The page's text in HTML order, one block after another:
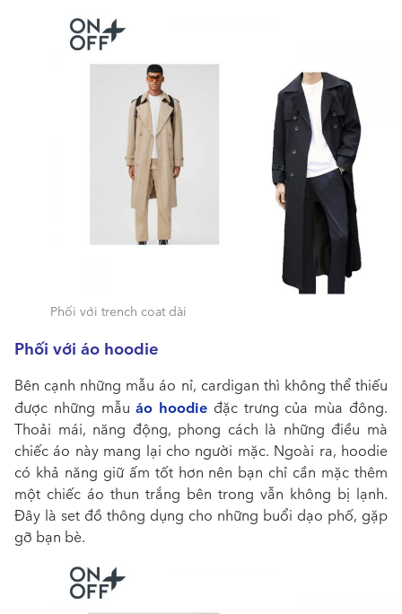
Phối với trench coat dài
Phối với áo hoodie
Bên cạnh những mẫu áo nỉ, cardigan thì không thể thiếu
được những mẫuáo hoodie đặc trưng của mùa đông.
Thoải mái, năng động, phong cách là những điều mà
chiếc áo này mang lại cho người mặc. Ngoài ra, hoodie
có khả năng giữ ấm tốt hơn nên bạn chỉ cần mặc thêm
một chiếc áo thun trắng bên trong vẫn không bị lạnh.
Đây là set đồ thông dụng cho những buổi dạo phố, gặp
gỡ bạn bè.